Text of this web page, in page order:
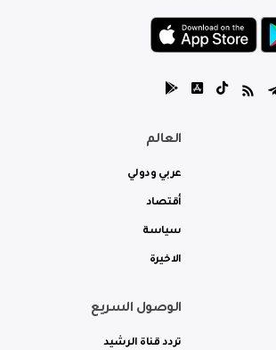
العالم
عربي ودولي
أقتصاد
سياسة
الاخيرة
الوصول السريع
تردد قناة الرشيد